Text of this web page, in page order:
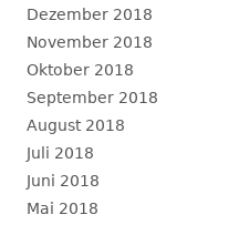
Dezember 2018
November 2018
Oktober 2018
September 2018
August 2018
Juli 2018
Juni 2018
Mai 2018